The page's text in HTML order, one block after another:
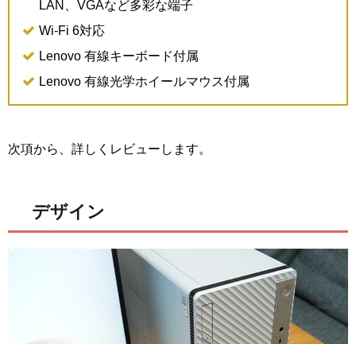
LAN、VGAなど多彩な端子
Wi-Fi 6対応
Lenovo 有線キーボード付属
Lenovo 有線光学ホイールマウス付属
次項から、詳しくレビューします。
デザイン